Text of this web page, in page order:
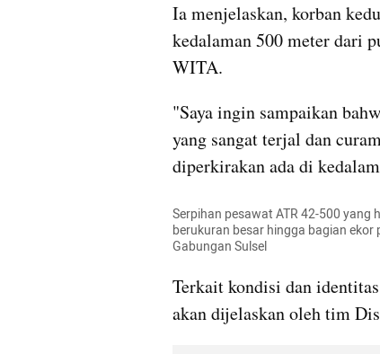
Ia menjelaskan, korban
kedalaman 500 meter dari
WITA.
"Saya ingin sampaikan
yang sangat terjal dan
diperkirakan ada di
Serpihan pesawat ATR 42-500
berukuran besar hingga bagian ekor
Gabungan Sulsel
Terkait kondisi dan
akan dijelaskan oleh tim